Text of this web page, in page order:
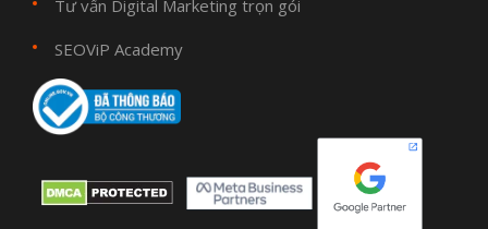
Tư vấn Digital Marketing trọn gói
SEOViP Academy